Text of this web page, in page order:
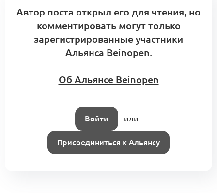
Автор поста открыл его для чтения, но
комментировать могут только
зарегистрированные участники
Альянса Beinopen.
Об Альянсе Beinopen
Войти или
Присоединиться к Альянсу